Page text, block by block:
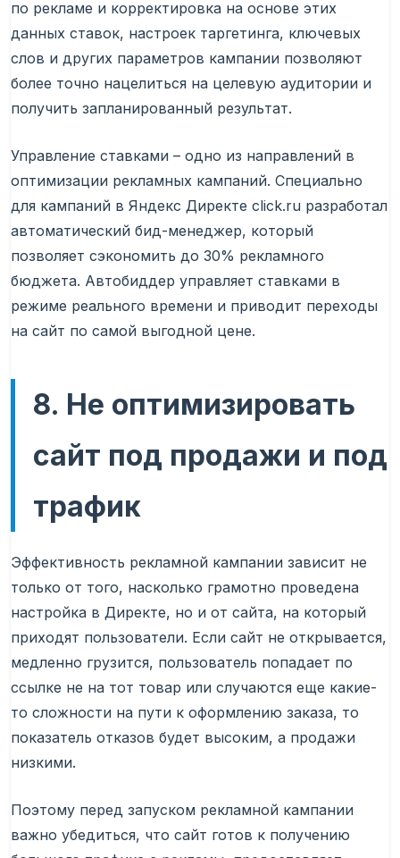
по рекламе и корректировка на основе этих
данных ставок, настроек таргетинга, ключевых
слов и других параметров кампании позволяют
более точно нацелиться на целевую аудитории и
получить запланированный результат.
Управление ставками – одно из направлений в
оптимизации рекламных кампаний. Специально
для кампаний в Яндекс Директе click.ru разработал
автоматический бид-менеджер, который
позволяет сэкономить до 30% рекламного
бюджета. Автобиддер управляет ставками в
режиме реального времени и приводит переходы
на сайт по самой выгодной цене.
8. Не оптимизировать
сайт под продажи и под
трафик
Эффективность рекламной кампании зависит не
только от того, насколько грамотно проведена
настройка в Директе, но и от сайта, на который
приходят пользователи. Если сайт не открывается,
медленно грузится, пользователь попадает по
ссылке не на тот товар или случаются еще какие-
то сложности на пути к оформлению заказа, то
показатель отказов будет высоким, а продажи
низкими.
Поэтому перед запуском рекламной кампании
важно убедиться, что сайт готов к получению